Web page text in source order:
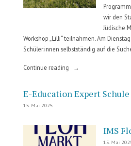
wir den
Jüdische
Workshop „Lilli“ teilnahmen. Am
Schüler:innen selbstständig auf die
Continue reading
„Geschichte
E-Education Expert Schule
15. Mai 2025
IMS
15. Mai